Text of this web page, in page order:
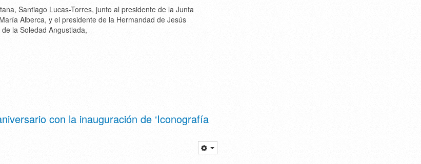
Santiago Lucas-Torres, junto al presidente de la Junta
Alberca, y el presidente de la Hermandad de Jesús
la Soledad Angustiada,
con la inauguración de ‘Iconografía